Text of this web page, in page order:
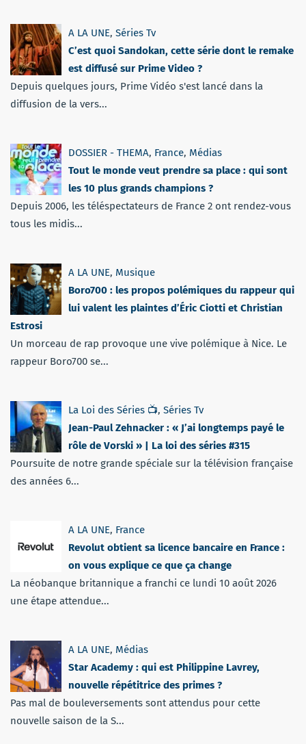
A LA UNE, Séries Tv
C’est quoi Sandokan, cette série dont le remake
est diffusé sur Prime Video ?
Depuis quelques jours, Prime Vidéo s'est lancé dans la
diffusion de la vers...
DOSSIER - THEMA, France, Médias
Tout le monde veut prendre sa place : qui sont
les 10 plus grands champions ?
Depuis 2006, les téléspectateurs de France 2 ont rendez-vous
tous les midis...
A LA UNE, Musique
Boro700 : les propos polémiques du rappeur qui
lui valent les plaintes d’Éric Ciotti et Christian
Estrosi
Un morceau de rap provoque une vive polémique à Nice. Le
rappeur Boro700 se...
La Loi des Séries 📺, Séries Tv
Jean-Paul Zehnacker : « J’ai longtemps payé le
rôle de Vorski » | La loi des séries #315
Poursuite de notre grande spéciale sur la télévision française
des années 6...
A LA UNE, France
Revolut obtient sa licence bancaire en France :
on vous explique ce que ça change
La néobanque britannique a franchi ce lundi 10 août 2026
une étape attendue...
A LA UNE, Médias
Star Academy : qui est Philippine Lavrey,
nouvelle répétitrice des primes ?
Pas mal de bouleversements sont attendus pour cette
nouvelle saison de la S...